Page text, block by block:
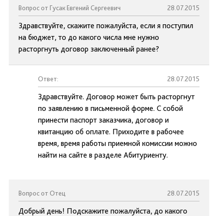
Вопрос от Гусак Евгений Сергеевич 28.07.2015
Здравствуйте, скажите пожалуйста, если я поступил
на бюджет, то до какого числа мне нужно
расторгнуть договор заключенный ранее?
Ответ: 28.07.2015
Здравствуйте. Договор может быть расторгнут
по заявлению в письменной форме. С собой
принести паспорт заказчика, договор и
квитанцию об оплате. Приходите в рабочее
время, время работы приемной комиссии можно
найти на сайте в разделе Абитуриенту.
Вопрос от Отец 28.07.2015
Добрый день! Подскажите пожалуйста, до какого